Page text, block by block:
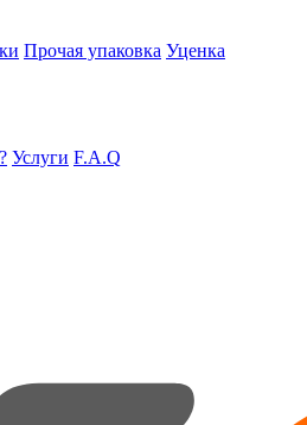
Прочая упаковка Уценка
Услуги F.A.Q